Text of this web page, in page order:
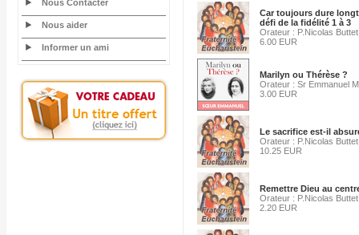
Nous Contacter
Nous aider
Informer un ami
Car toujours dure
défi de la fidélité 1 à 3
Orateur : P.Nicolas Buttet
6.00 EUR
Marilyn ou Thérèse ?
Orateur : Sr Emmanuel
3.00 EUR
Le sacrifice est-il
Orateur : P.Nicolas Buttet
10.25 EUR
Remettre Dieu au
Orateur : P.Nicolas Buttet
2.20 EUR